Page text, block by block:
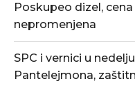
Poskupeo dizel,
nepromenjena
SPC i vernici u
Pantelejmona,